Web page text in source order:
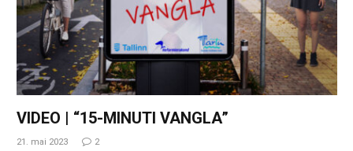
VIDEO | “15-MINUTI VANGLA”
21. mai 2023 2